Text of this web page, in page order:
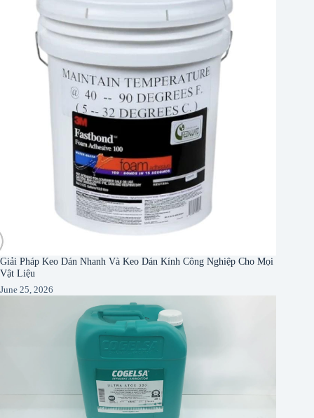
Giải Pháp Keo Dán Nhanh Và Keo Dán Kính Công Nghiệp Cho Mọi
Vật Liệu
June 25, 2026